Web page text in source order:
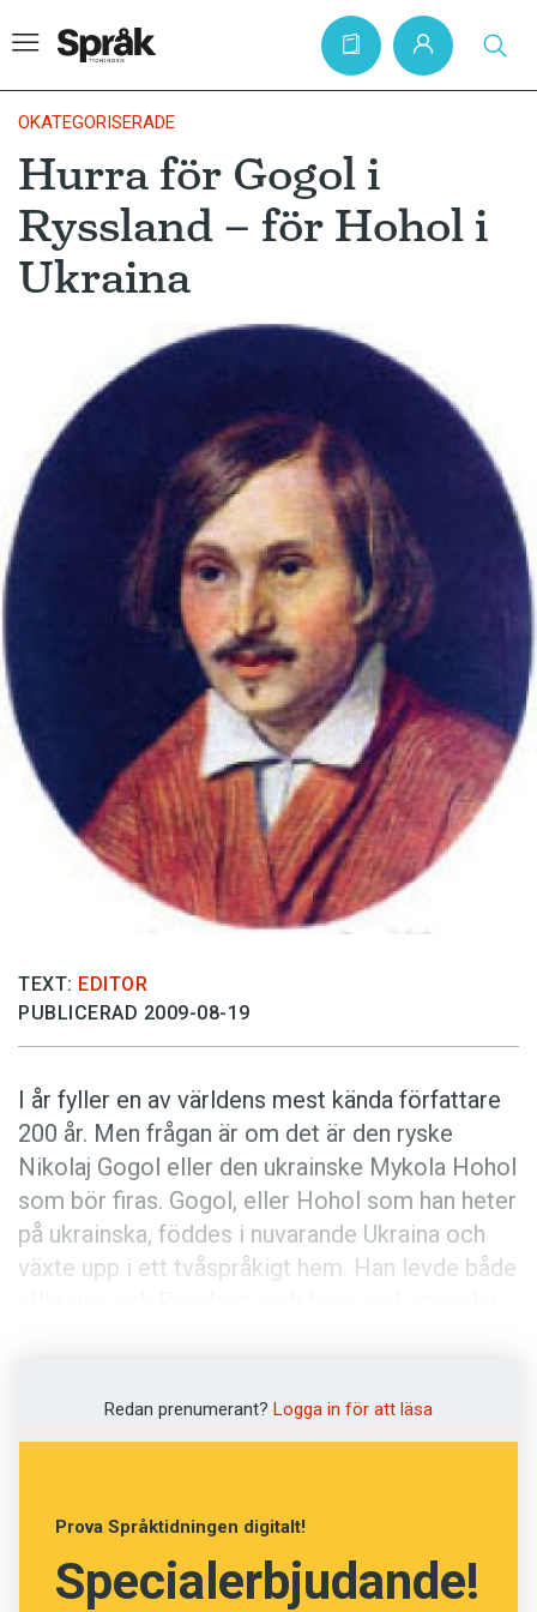
Hem
Artiklar
Krönikor
Skrivtips
Bokrecensioner
Kviss
Anmäl till språkpolisen
Föreslå nyord
Läs Språktidningen digitalt
OKATEGORISERADE
Hurra för Gogol i
Ryssland – för Hohol i
Ukraina
TEXT: EDITOR
PUBLICERAD 2009-08-19
I år fyller en av världens mest kända författare
200 år. Men frågan är om det är den ryske
Nikolaj Gogol eller den ukrainske Mykola Hohol
som bör firas. Gogol, eller Hohol som han heter
på ukrainska, föddes i nuvarande Ukraina och
växte upp i ett tvåspråkigt hem. Han levde både
honom som ukrainsk författare och under
firandet slog Ukrainas president Viktor
I den senaste ukrainska utgåvan av Gogols verk
har följaktligen inte bara språket översatts.
Redan prenumerant? Logga in för att läsa
Prova Språktidningen digitalt!
Specialerbjudande!